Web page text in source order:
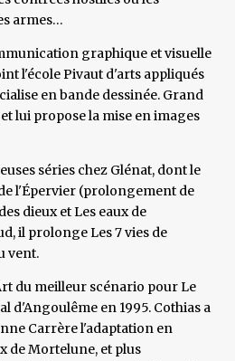
armes…
graphique et visuelle
l'école Pivaut d'arts appliqués
en bande dessinée. Grand
lui propose la mise en images
séries chez Glénat, dont le
l'Épervier (prolongement de
dieux et Les eaux de
il prolonge Les 7 vies de
vent.
du meilleur scénario pour Le
d'Angoulême en 1995. Cothias a
Carrère l'adaptation en
de Mortelune, et plus